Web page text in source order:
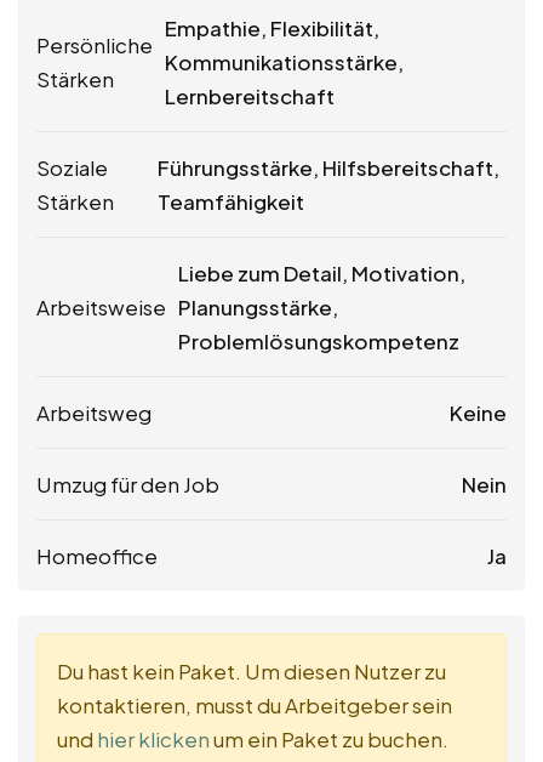
Persönliche
Stärken
Empathie, Flexibilität,
Kommunikationsstärke,
Lernbereitschaft
Soziale
Stärken
Führungsstärke, Hilfsbereitschaft,
Teamfähigkeit
Arbeitsweise
Liebe zum Detail, Motivation,
Planungsstärke,
Problemlösungskompetenz
Arbeitsweg Keine
Umzug für den Job Nein
Homeoffice Ja
Du hast kein Paket. Um diesen Nutzer zu
kontaktieren, musst du Arbeitgeber sein
und hier klickenum ein Paket zu buchen.